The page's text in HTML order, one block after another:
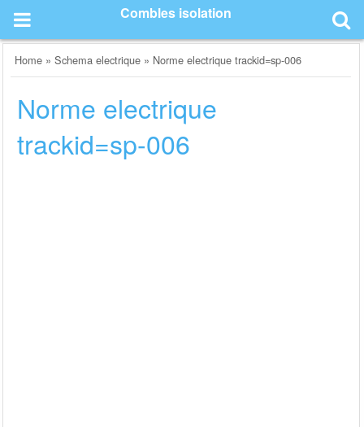
content
Combles isolation
Home »Schema electrique » Norme electrique trackid=sp-006
Norme electrique
trackid=sp-006